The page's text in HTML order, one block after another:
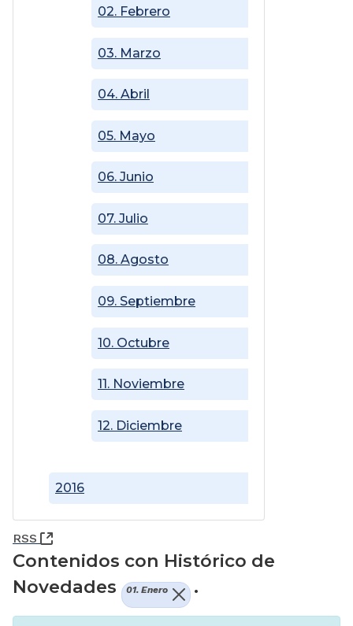
2016
02. Febrero
03. Marzo
04. Abril
05. Mayo
06. Junio
07. Julio
08. Agosto
09. Septiembre
10. Octubre
11. Noviembre
12. Diciembre
RSS (Abre una nueva ventana)
Contenidos con Histórico de
Novedades
01. Enero .